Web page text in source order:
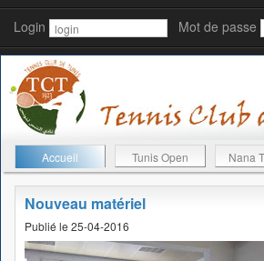
Login Mot de passe
Accueil Tunis Open Nana
Nouveau matériel
Publié le 25-04-2016